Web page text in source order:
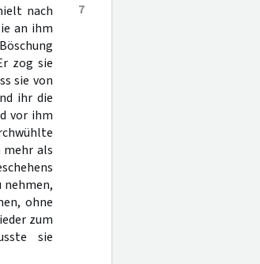
7
nach
an ihm
zog sie
sie von
ihr die
vor ihm
mehr als
nehmen,
ohne
zum
sie